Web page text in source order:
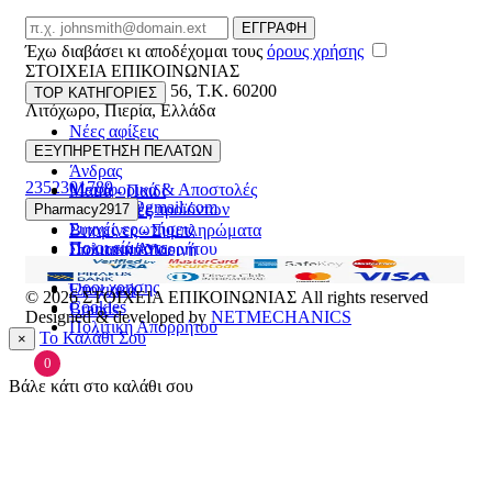
Email
ΕΓΓΡΑΦΗ
Έχω διαβάσει κι αποδέχομαι τους όρους χρήσης
ΣΤΟΙΧΕΙΑ ΕΠΙΚΟΙΝΩΝΙΑΣ
Βασ. Κωνσταντίνου 56, T.K. 60200
Λιτόχωρο,Πιερία,Ελλάδα
ΓΕΜΗ:165892448000
2352301789
pharmacy2917@gmail.com
TOP ΚΑΤΗΓΟΡΙΕΣ
Νέες αφίξεις
Γυναίκα
Άνδρας
Μαμά - Παιδί
Προσφορές
Βιταμίνες - Συμπληρώματα
Στοματική Υγιεινή
Πρόσωπο
Εποχιακά
Brands
ΕΞΥΠΗΡΕΤΗΣΗ ΠΕΛΑΤΩΝ
Μεταφορικά & Αποστολές
Επιστροφές προϊόντων
Συχνές ερωτήσεις
Πολιτική Απορρήτου
Pharmacy2917
Ποιοι είμαστε
Επικοινωνία
Όροι χρήσης
Cookies
Πολιτική Απορρήτου
© 2026ΣΤΟΙΧΕΙΑ ΕΠΙΚΟΙΝΩΝΙΑΣ All rights reserved
Designed & developed by NETMECHANICS
× Το Καλάθι Σου
0
Βάλε κάτι στο καλάθι σου